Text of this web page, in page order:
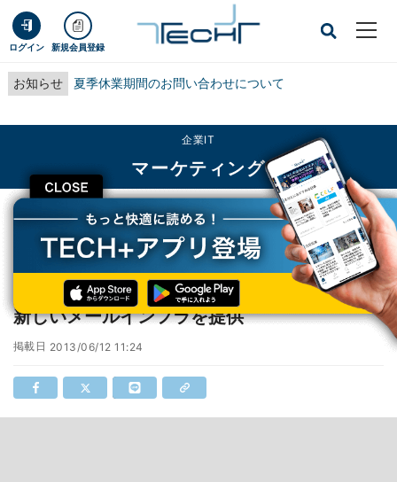
ログイン 新規会員登録
お知らせ 夏季休業期間のお問い合わせについて
CLOSE
企業IT
マーケティング
TECH+ 企業IT
マーケティング
ヤフーなど6者、ネット選挙運動開始に向けて新しいメールインフラを提供
ヤフーなど6者、ネット選挙運動開始に向けて
新しいメールインフラを提供
掲載日 2013/06/12 11:24